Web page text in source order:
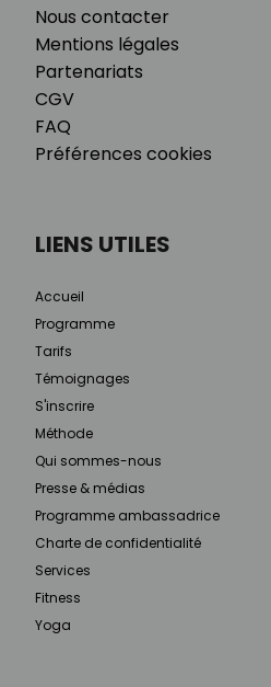
Nous contacter
Mentions légales
Partenariats
CGV
FAQ
Préférences cookies
LIENS UTILES
Accueil
Programme
Tarifs
Témoignages
S'inscrire
Méthode
Qui sommes-nous
Presse & médias
Programme ambassadrice
Charte de confidentialité
Services
Fitness
Yoga